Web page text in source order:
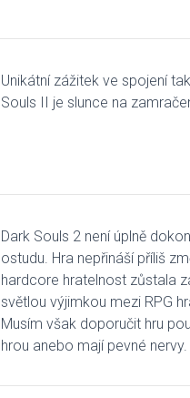
Unikátní zážitek ve spojení
Souls II je slunce na
Dark Souls 2 není úplně
ostudu. Hra nepřináší příliš
hardcore hratelnost zůstala
světlou výjimkou mezi RPG
Musím však doporučit hru
hrou anebo mají pevné